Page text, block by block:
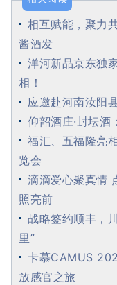
相互赋能，聚力
酱酒发
洋河新品京东独
相！
应邀赴河南汝阳
仰韶酒庄·封坛酒
福汇、五福隆亮
览会
滴滴爱心聚真情
照亮前
战略签约顺丰，
里”
卡慕CAMUS
放感官之旅